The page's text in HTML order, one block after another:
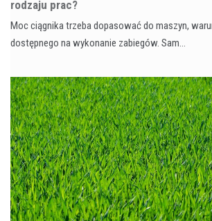
rodzaju prac?
Moc ciągnika trzeba dopasować do maszyn,
dostępnego na wykonanie zabiegów. Sam…